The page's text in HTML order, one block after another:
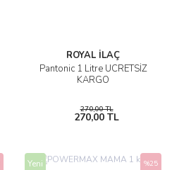
ROYAL İLAÇ
Pantonic 1 Litre ÜCRETSİZ
KARGO
270,00 TL
270,00 TL
Yeni %25